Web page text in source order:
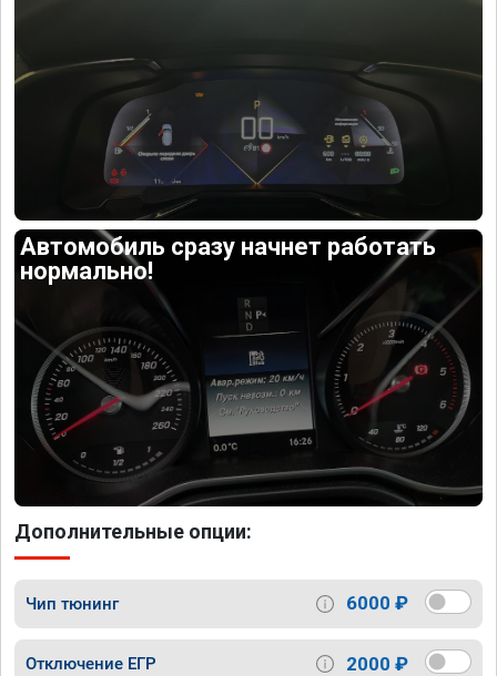
Автомобиль сразу начнет работать
нормально!
Дополнительные опции:
Чип тюнинг 6000 ₽
Отключение ЕГР 2000 ₽